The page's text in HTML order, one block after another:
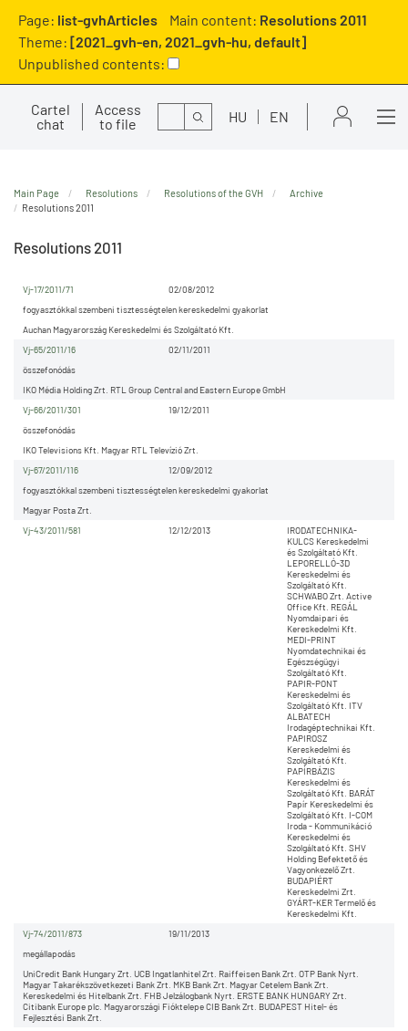
Page: list-gvhArticles Main content: Resolutions 2011
Theme: [2021_gvh-en, 2021_gvh-hu, default]
Unpublished contents:
Cartel
chat
Access
to file
Search HU EN
Main Page Resolutions Resolutions of the GVH
Archive
Resolutions 2011
Resolutions 2011
02/08/2012
Vj-17/2011/71
Auchan Magyarország Kereskedelmi és Szolgáltató Kft.
fogyasztókkal szembeni tisztességtelen kereskedelmi gyakorlat
02/11/2011
Vj-65/2011/16
IKO Média Holding Zrt. RTL Group Central and Eastern Europe GmbH
összefonódás
19/12/2011
Vj-66/2011/301
IKO Televisions Kft. Magyar RTL Televízió Zrt.
összefonódás
12/09/2012
Vj-67/2011/116
Magyar Posta Zrt.
fogyasztókkal szembeni tisztességtelen kereskedelmi gyakorlat
12/12/2013
Vj-43/2011/581
IRODATECHNIKA-
KULCS Kereskedelmi
és Szolgáltató Kft.
LEPORELLÓ-3D
Kereskedelmi és
Szolgáltató Kft.
SCHWABO Zrt. Active
Office Kft. REGÁL
Nyomdaipari és
Kereskedelmi Kft.
MEDI-PRINT
Nyomdatechnikai és
Egészségügyi
Szolgáltató Kft.
PAPIR-PONT
Kereskedelmi és
Szolgáltató Kft. ITV
ALBATECH
Irodagéptechnikai Kft.
PAPIROSZ
Kereskedelmi és
Szolgáltató Kft.
PAPÍRBÁZIS
Kereskedelmi és
Szolgáltató Kft. BARÁT
Papír Kereskedelmi és
Szolgáltató Kft. I-COM
Iroda - Kommunikáció
Kereskedelmi és
Szolgáltató Kft. SHV
Holding Befektető és
Vagyonkezelő Zrt.
BUDAPIÉRT
Kereskedelmi Zrt.
GYÁRT-KER Termelő és
Kereskedelmi Kft.
19/11/2013
Vj-74/2011/873
UniCredit Bank Hungary Zrt. UCB Ingatlanhitel Zrt. Raiffeisen Bank Zrt. OTP Bank Nyrt.
Magyar Takarékszövetkezeti Bank Zrt. MKB Bank Zrt. Magyar Cetelem Bank Zrt.
Kereskedelmi és Hitelbank Zrt. FHB Jelzálogbank Nyrt. ERSTE BANK HUNGARY Zrt.
Citibank Europe plc. Magyarországi Fióktelepe CIB Bank Zrt. BUDAPEST Hitel- és
Fejlesztési Bank Zrt.
megállapodás